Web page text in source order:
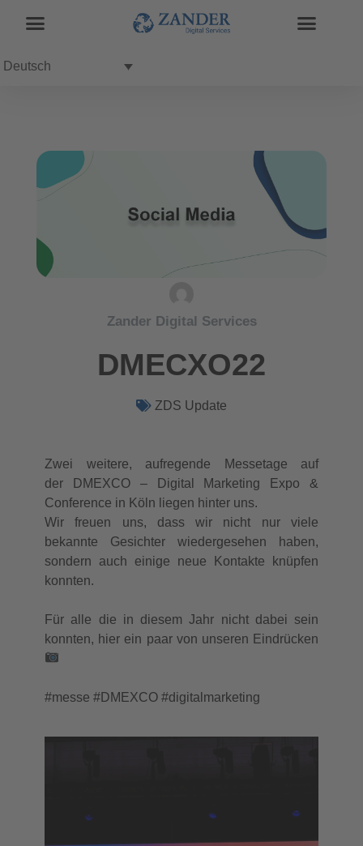
Deutsch
Zander Digital Services
DMECXO22
ZDS Update
Zwei weitere, aufregende Messetage auf
der DMEXCO – Digital Marketing Expo &
Conference in Köln liegen hinter uns.
Wir freuen uns, dass wir nicht nur viele
bekannte Gesichter wiedergesehen haben,
sondern auch einige neue Kontakte knüpfen
konnten.
Für alle die in diesem Jahr nicht dabei sein
konnten, hier ein paar von unseren Eindrücken
#messe #DMEXCO #digitalmarketing